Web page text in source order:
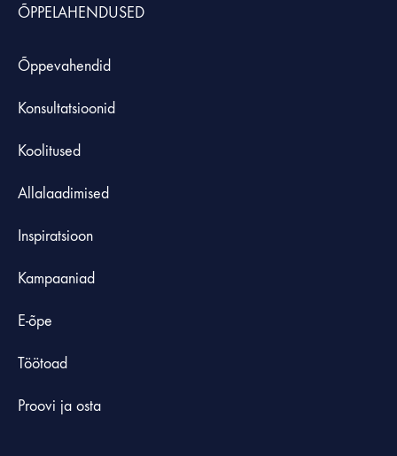
ÕPPELAHENDUSED
Õppevahendid
Konsultatsioonid
Koolitused
Allalaadimised
Inspiratsioon
Kampaaniad
E-õpe
Töötoad
Proovi ja osta